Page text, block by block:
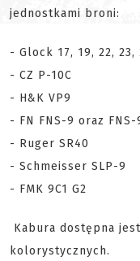
jednostkami broni:
- Glock 17, 19, 22, 23,
- CZ P-10C
- H&K VP9
- FN FNS-9 oraz
- Ruger SR40
- Schmeisser SLP-9
- FMK 9C1 G2
Kabura dostępna
kolorystycznych.